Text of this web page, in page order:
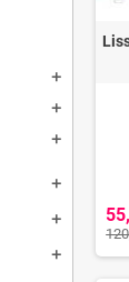
add
add
add
add
add
add